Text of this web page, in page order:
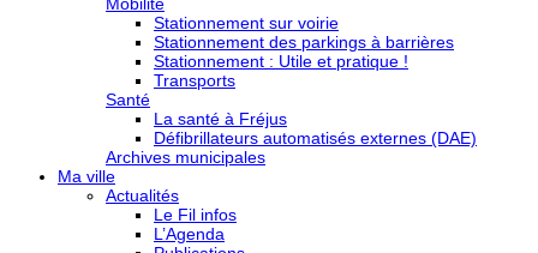
Stationnement sur voirie
Stationnement des parkings à barrières
Stationnement : Utile et pratique !
Transports
Santé
La santé à Fréjus
Défibrillateurs automatisés externes (DAE)
Archives municipales
Ma ville
Actualités
Le Fil infos
L’Agenda